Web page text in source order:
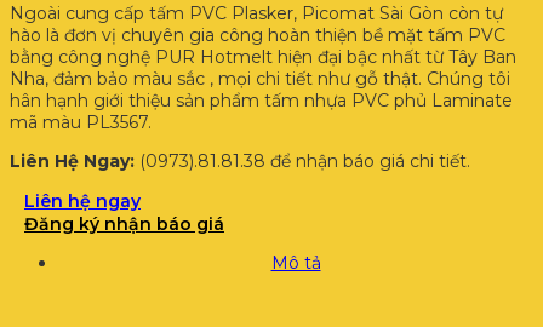
Ngoài cung cấp tấm PVC Plasker, Picomat Sài Gòn còn tự
hào là đơn vị chuyên gia công hoàn thiện bề mặt tấm PVC
bằng công nghệ PUR Hotmelt hiện đại bậc nhất từ Tây Ban
Nha, đảm bảo màu sắc , mọi chi tiết như gỗ thật. Chúng tôi
hân hạnh giới thiệu sản phẩm tấm nhựa PVC phủ Laminate
mã màu PL3567.
Liên Hệ Ngay: (0973).81.81.38 để nhận báo giá chi tiết.
Liên hệ ngay
Đăng ký nhận báo giá
Mô tả